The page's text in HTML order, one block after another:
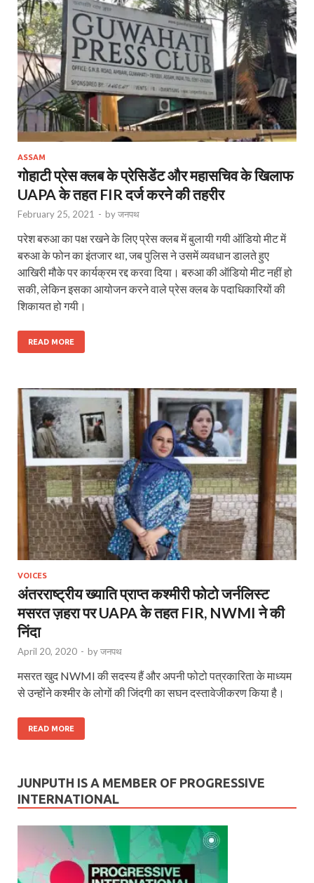
ASSAM
गोहाटी प्रेस क्‍लब के प्रेसिडेंट और महासचिव के खिलाफ
UAPA के तहत FIR दर्ज करने की तहरीर
February 25, 2021 - byजनपथ
परेश बरुआ का पक्ष रखने के लिए प्रेस क्‍लब में बुलायी गयी ऑडियो मीट में
बरुआ के फोन का इंतजार था, जब पुलिस ने उसमें व्‍यवधान डालते हुए
आखिरी मौके पर कार्यक्रम रद्द करवा दिया। बरुआ की ऑडियो मीट नहीं हो
सकी, लेकिन इसका आयोजन करने वाले प्रेस क्‍लब के पदाधिकारियों की
शिकायत हो गयी।
READ MORE
VOICES
अंतरराष्ट्रीय ख्याति प्राप्त कश्मीरी फोटो जर्नलिस्ट
मसरत ज़हरा पर UAPA के तहत FIR, NWMI ने की
निंदा
April 20, 2020 - byजनपथ
मसरत खुद NWMI की सदस्य हैं और अपनी फोटो पत्रकारिता के माध्यम
से उन्होंने कश्मीर के लोगों की जिंदगी का सघन दस्तावेजीकरण किया है।
READ MORE
JUNPUTH IS A MEMBER OF PROGRESSIVE
INTERNATIONAL